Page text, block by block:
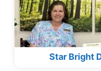
Star Bright